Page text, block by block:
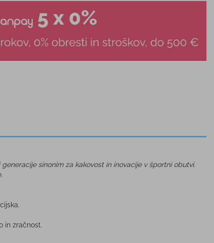
sinonim za kakovost in inovacije v športni obutvi.
in zračnost.